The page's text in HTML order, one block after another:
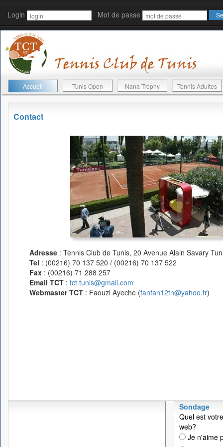
Login Mot de passe
Accueil Tunis Open Nana Trophy Tennis Adultes
Contact
Adresse : Tennis Club de Tunis, 20 Avenue Alain Savary
Tel : (00216) 70 137 520 / (00216) 70 137 522
Fax : (00216) 71 288 257
Email TCT : tct.tunis@gmail.com
Webmaster TCT : Faouzi Ayeche (fanfan12tn@yahoo.fr)
Sondage
Quel est
web?
Je n'aime